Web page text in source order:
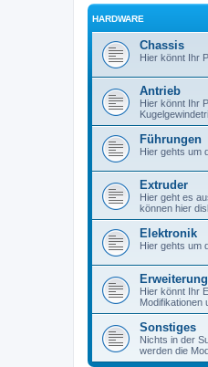
HARDWARE
Chassis
Hier könnt Ihr
Antrieb
Hier könnt Ihr
Führungen
Hier gehts um
Extruder
Hier geht es
können hier
Elektronik
Hier gehts um
Hier könnt Ihr
Modifikationen
Sonstiges
Nichts in der
werden die